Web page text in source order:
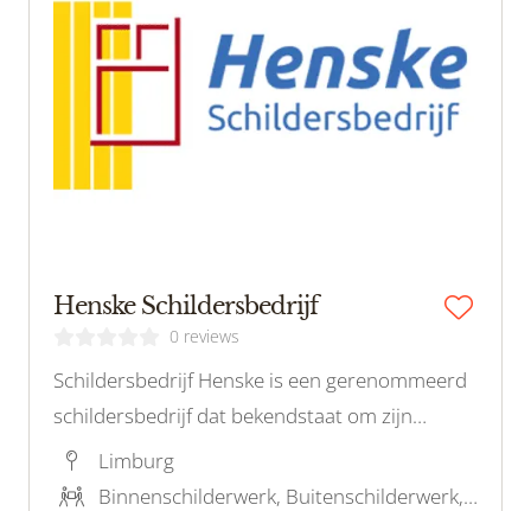
Henske Schildersbedrijf
0 reviews
Schildersbedrijf Henske is een gerenommeerd
schildersbedrijf dat bekendstaat om zijn
vakmanschap en toewijding aan kwaliteit.
Gevestigd in de regio, biedt Henske een breed
Limburg
Binnenschilderwerk, Buitenschilderwerk, Behangwerk, Kleuradvies